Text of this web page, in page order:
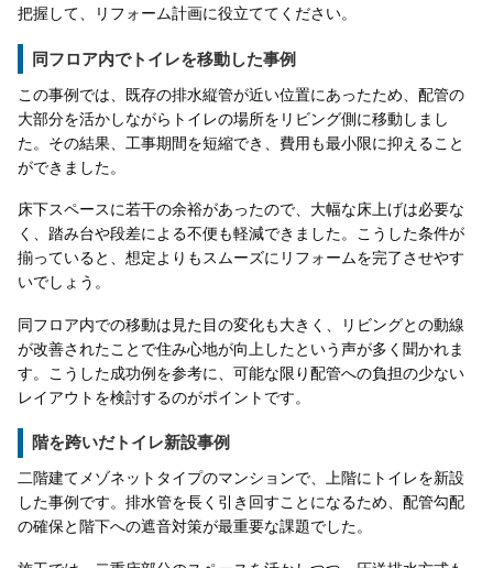
把握して、リフォーム計画に役立ててください。
同フロア内でトイレを移動した事例
この事例では、既存の排水縦管が近い位置にあったため、配管の
大部分を活かしながらトイレの場所をリビング側に移動しまし
た。その結果、工事期間を短縮でき、費用も最小限に抑えること
ができました。
床下スペースに若干の余裕があったので、大幅な床上げは必要な
く、踏み台や段差による不便も軽減できました。こうした条件が
揃っていると、想定よりもスムーズにリフォームを完了させやす
いでしょう。
同フロア内での移動は見た目の変化も大きく、リビングとの動線
が改善されたことで住み心地が向上したという声が多く聞かれま
す。こうした成功例を参考に、可能な限り配管への負担の少ない
レイアウトを検討するのがポイントです。
階を跨いだトイレ新設事例
二階建てメゾネットタイプのマンションで、上階にトイレを新設
した事例です。排水管を長く引き回すことになるため、配管勾配
の確保と階下への遮音対策が最重要な課題でした。